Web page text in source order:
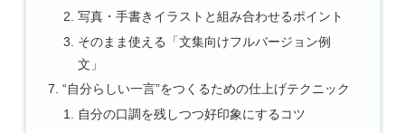
写真・手書きイラストと組み合わせるポイント
そのまま使える「文集向けフルバージョン例
文」
“自分らしい一言”をつくるための仕上げテクニック
自分の口調を残しつつ好印象にするコツ